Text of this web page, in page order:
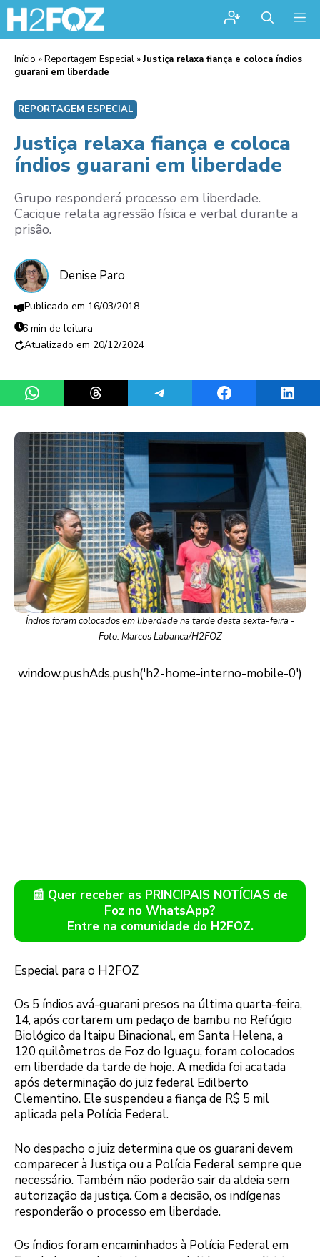
Início »Reportagem Especial »Justiça relaxa fiança e coloca índios
guarani em liberdade
REPORTAGEM ESPECIAL
Justiça relaxa fiança e coloca
índios guarani em liberdade
Grupo responderá processo em liberdade.
Cacique relata agressão física e verbal durante a
prisão.
Denise Paro
16/03/2018
6 min de leitura
20/12/2024
Share on WhatsAppShare on ThreadsShare on TelegramShare on Facebook
Índios foram colocados em liberdade na tarde desta sexta-feira -
Foto: Marcos Labanca/H2FOZ
📰 Quer receber as PRINCIPAIS NOTÍCIAS de
Foz no WhatsApp?
Entre na comunidade do H2FOZ.
Especial para o H2FOZ
Os 5 índios avá-guarani presos na última quarta-feira,
14, após cortarem um pedaço de bambu no Refúgio
Biológico da Itaipu Binacional, em Santa Helena, a
120 quilômetros de Foz do Iguaçu, foram colocados
em liberdade da tarde de hoje. A medida foi acatada
após determinação do juiz federal Edilberto
Clementino. Ele suspendeu a fiança de R$ 5 mil
aplicada pela Polícia Federal.
No despacho o juiz determina que os guarani devem
comparecer à Justiça ou a Polícia Federal sempre que
necessário. Também não poderão sair da aldeia sem
autorização da justiça. Com a decisão, os indígenas
responderão o processo em liberdade.
Os índios foram encaminhados à Polícia Federal em